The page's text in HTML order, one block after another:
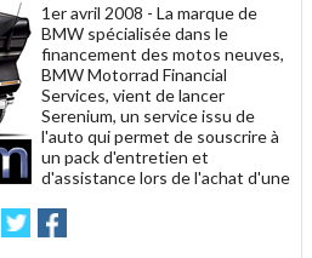
1er avril 2008 - La marque de
BMW spécialisée dans le
financement des motos neuves,
BMW Motorrad Financial
Services, vient de lancer
Serenium, un service issu de
l'auto qui permet de souscrire à
un pack d'entretien et
d'assistance lors de l'achat d'une
EnvoyerPartager
sur sur